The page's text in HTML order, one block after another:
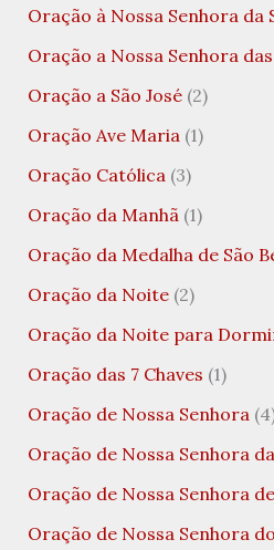
Oração à Nossa Senhora da
Oração a Nossa Senhora
Oração a São José(2)
Oração Ave Maria(1)
Oração Católica(3)
Oração da Manhã(1)
Oração da Medalha de São
Oração da Noite(2)
Oração da Noite para
Oração das 7 Chaves (1)
Oração de Nossa Senhora
Oração de Nossa Senhora
Oração de Nossa Senhora
Oração de Nossa Senhora